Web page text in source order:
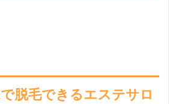
脱毛できるエステサロ